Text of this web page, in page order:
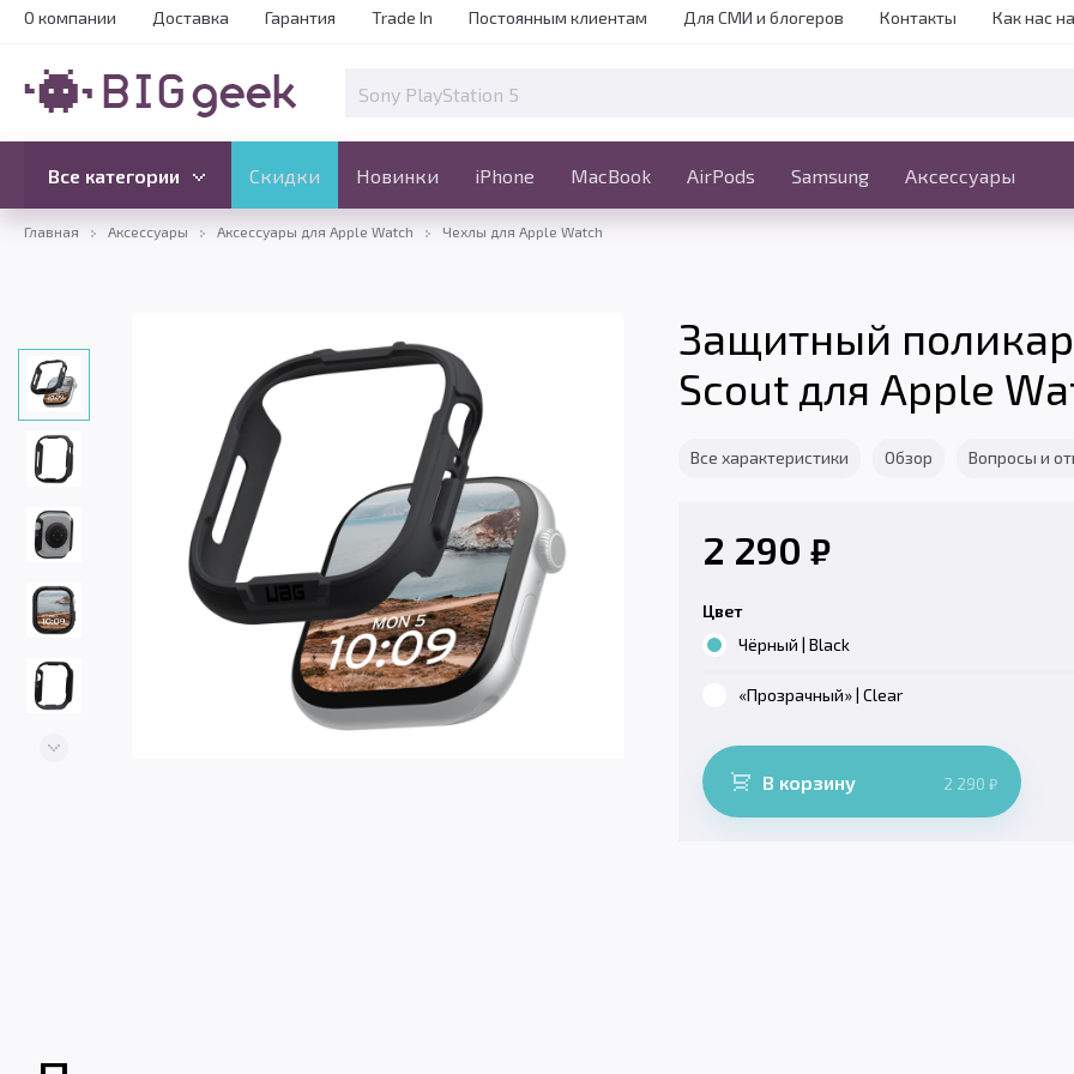
О компании Доставка Гарантия Trade In Постоянным клиентам Для СМИ и блогеров Контакты Как нас
Все категории Скидки Новинки iPhone MacBook AirPods Samsung Аксессуары
Скидки Новинки iPhone MacBook
Все категории Ещё
Главная Аксессуары Аксессуары для Apple Watch Чехлы для Apple Watch
Защитный
Scout для Apple
Все характеристики Обзор Вопросы и
2 290 ₽
Цвет
Чёрный | Black
«Прозрачный» | Clear
В корзину 2 290 ₽